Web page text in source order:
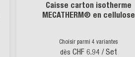
Caisse carton isotherme
MECATHERM® en cellulose
Choisir parmi 4 variantes
dès CHF 6.94 / Set